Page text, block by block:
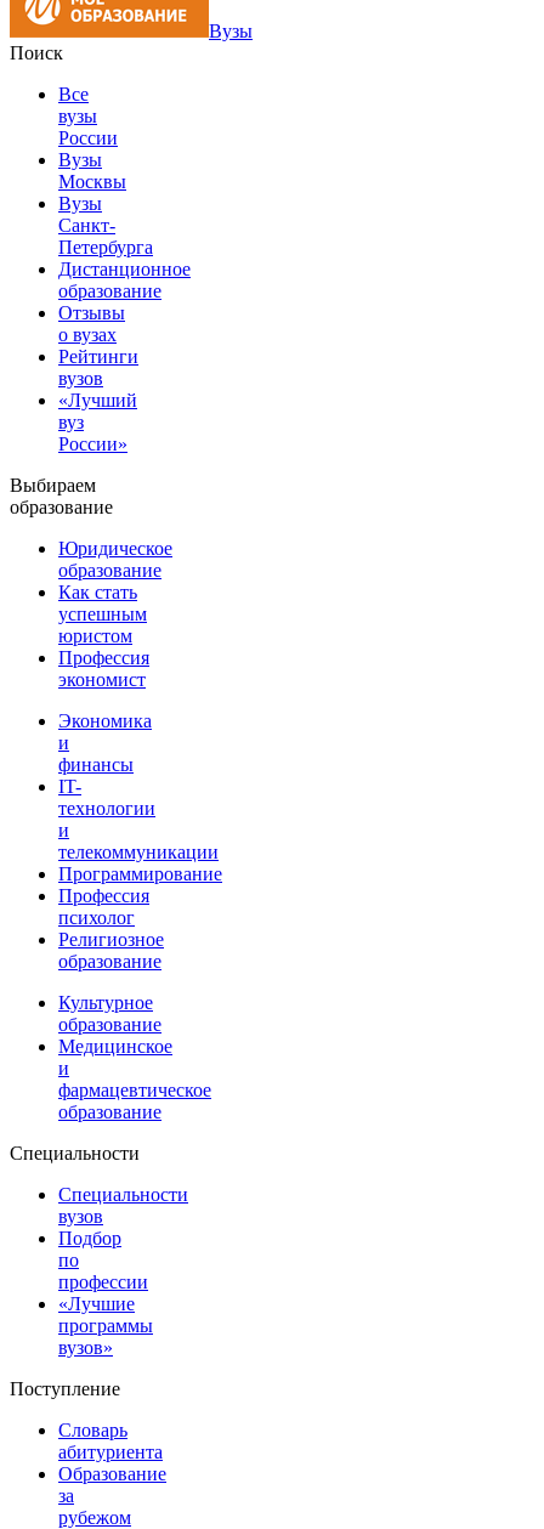
Вузы
Поиск
Все
вузы
России
Вузы
Москвы
Вузы
Санкт-
Петербурга
Дистанционное
образование
Отзывы
о вузах
Рейтинги
вузов
«Лучший
вуз
России»
Выбираем
образование
Юридическое
образование
Как стать
успешным
юристом
Профессия
экономист
Экономика
и
финансы
IT-
технологии
и
телекоммуникации
Программирование
Профессия
психолог
Религиозное
образование
Культурное
образование
Медицинское
и
фармацевтическое
образование
Специальности
Специальности
вузов
Подбор
по
профессии
«Лучшие
программы
вузов»
Поступление
Словарь
абитуриента
Образование
за
рубежом